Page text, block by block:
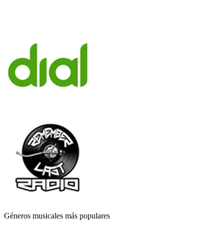
Géneros musicales más populares